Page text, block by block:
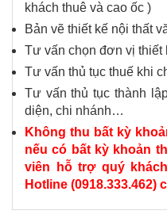
khách thuê và cao ốc )
Bản vẽ thiết kế nội thất
Tư vấn chọn đơn vị thiết
Tư vấn thủ tục thuế khi
Tư vấn thủ tục thành
diện, chi nhánh…
Không thu bất kỳ
nếu có bất kỳ khoản
viên hỗ trợ quý
Hotline (0918.333.462)